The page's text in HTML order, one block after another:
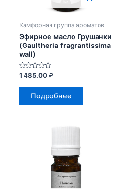
Камфорная группа ароматов
Эфирное масло Грушанки
(Gaultheria fragrantissima
wall)
Оценка
0
из
1 485.00₽
Подробнее